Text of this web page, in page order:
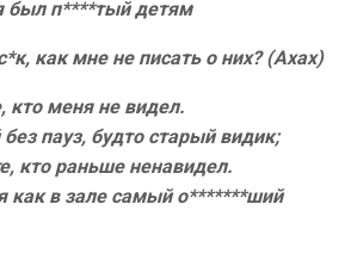
был п****тый детям
как мне не писать о них? (Ахах)
кто меня не видел.
без пауз, будто старый видик;
кто раньше ненавидел.
как в зале самый о*******ший